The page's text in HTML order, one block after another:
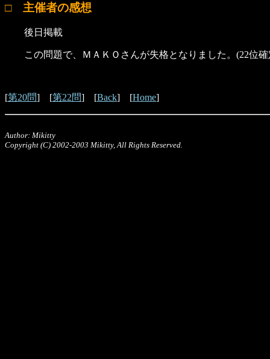
□ 主催者の感想
後日掲載
この問題で、ＭＡＫＯさんが失格となりました。(22位確
[第20問] [第22問] [Back] [Home]
Author: Mikitty
Copyright (C) 2002-2003 Mikitty, All Rights Reserved.